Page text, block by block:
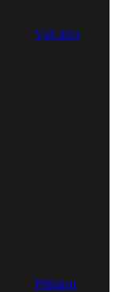
Váš účet
Přihlásit